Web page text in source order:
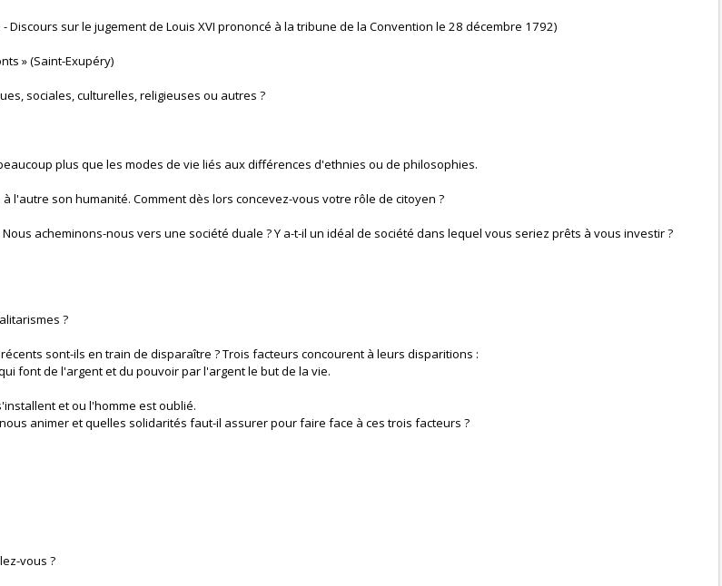
sur le jugement de Louis XVI prononcé à la tribune de la Convention le 28 décembre 1792)
» (Saint-Exupéry)
sociales, culturelles, religieuses ou autres ?
plus que les modes de vie liés aux différences d'ethnies ou de philosophies.
son humanité. Comment dès lors concevez-vous votre rôle de citoyen ?
acheminons-nous vers une société duale ? Y a-t-il un idéal de société dans lequel vous seriez prêts à vous investir ?
?
sont-ils en train de disparaître ? Trois facteurs concourent à leurs disparitions :
font de l'argent et du pouvoir par l'argent le but de la vie.
et ou l'homme est oublié.
animer et quelles solidarités faut-il assurer pour faire face à ces trois facteurs ?
vous ?